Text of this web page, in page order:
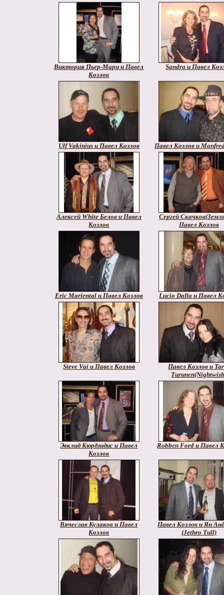
Виктория Пьер-Мари и Павел
Козлов
Sandra и Павел
Ulf Vakinius и Павел Козлов Павел Козлов и
Алексей White Белов и Павел
Козлов
Сергей
Павел Козлов
Eric Mariental и Павел Козлов Lucio Dalla и Павел
Steve Vai и Павел Козлов
Павел Козлов и
Эвклид Кюрдзидис и Павел
Козлов
Robben Ford и Павел
Вячеслав Кулаков и Павел
Козлов
Павел Козлов и Ян
(Jethro Tull)